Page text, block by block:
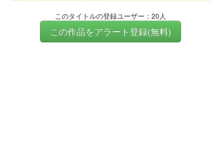
このタイトルの登録ユーザー：20人
この作品をアラート登録(無料)